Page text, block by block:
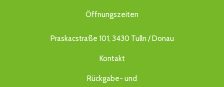
Öffnungszeiten
Praskacstraße 101, 3430 Tulln / Donau
Kontakt
Rückgabe- und